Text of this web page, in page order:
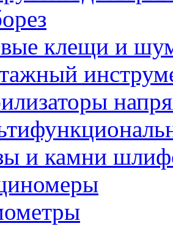
клещи и
и камни